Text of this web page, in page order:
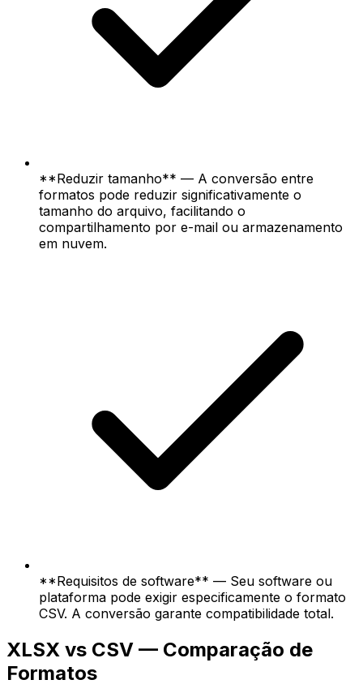
**Reduzir tamanho** — A conversão entre
formatos pode reduzir significativamente o
tamanho do arquivo, facilitando o
compartilhamento por e-mail ou armazenamento
em nuvem.
**Requisitos de software** — Seu software ou
plataforma pode exigir especificamente o formato
CSV. A conversão garante compatibilidade total.
XLSX vs CSV — Comparação de
Formatos